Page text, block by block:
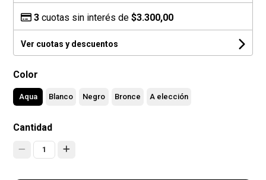
3 cuotas sin interés de$3.300,00
Ver cuotas y descuentos
Color
Aqua Blanco Negro Bronce A elección
Cantidad
1